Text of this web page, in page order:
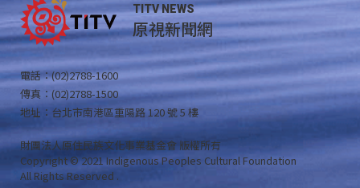
TITV NEWS
原視新聞網
電話：(02)2788-1600
傳真：(02)2788-1500
地址：台北市南港區重陽路 120 號 5 樓
財團法人原住民族文化事業基金會 版權所有
Copyright © 2021 Indigenous Peoples Cultural Foundation
All Rights Reserved .